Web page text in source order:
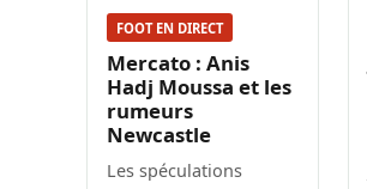
FOOT EN DIRECT
Mercato : Anis
Hadj Moussa et les
rumeurs
Newcastle
Les spéculations